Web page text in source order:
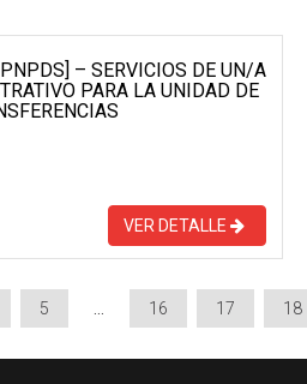
– SERVICIOS DE UN/A
PARA LA UNIDAD DE
VER DETALLE
5 16 17 18